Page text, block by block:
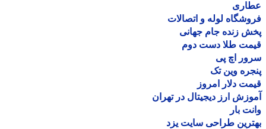
لوله و اتصالات
زنده جام جهانی
طلا دست دوم
اچ پی
وین تک
دلار امروز
ارز دیجیتال در تهران
بار
طراحی سایت یزد